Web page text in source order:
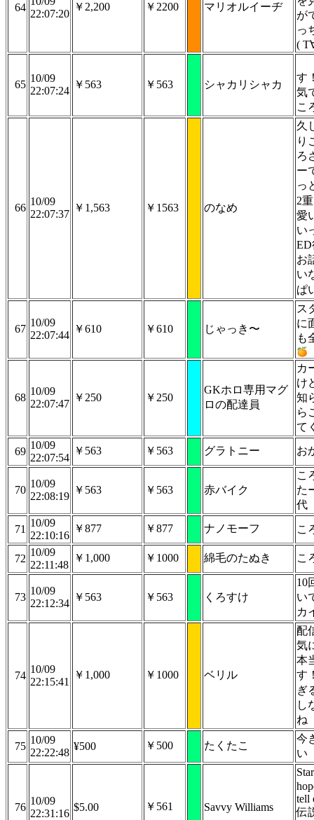
64
22:07:20
￥2,200 ￥2200 マリオルイーヂ
が
っ
(
65
10/09
22:07:24
￥563 ￥563 シャカリシャカ
す
気
こ
66
10/09
22:07:37
￥1,563 ￥1563 のなめ
久
り
ろ
ー
っ
2
愛
い
お
い
ぱ
67
10/09
22:07:44
￥610 ￥610 じゃっき〜
ス
に
も
68
10/09
22:07:47
￥250 ￥250
GKホロ専用マグ
ロの配達員
カ
け
知
ら
て
69
10/09
22:07:54
￥563 ￥563 グラトニー お
70
10/09
22:08:19
￥563 ￥563 赤バイク
こ
た
代
71
10/09
22:10:16
￥877 ￥877 ナノモーフ こ
72
10/09
22:11:48
￥1,000 ￥1000 綿毛のたぬき こ
73
10/09
22:12:34
￥563 ￥563 くろすけ
10
い
カ
74
10/09
22:15:41
￥1,000 ￥1000 ベリル
配
気
本
す
ぎ
し
ね
75
10/09
22:22:48
¥500 ￥500 たくたこ
今
い
76
10/09
22:31:16
$5.00 ￥561 Savvy Williams
tell
伝